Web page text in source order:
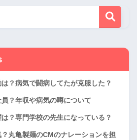
？病気で闘病してたが克服した？
？年収や病気の噂について
？専門学校の先生になっている？
丸亀製麺のCMのナレーションを担